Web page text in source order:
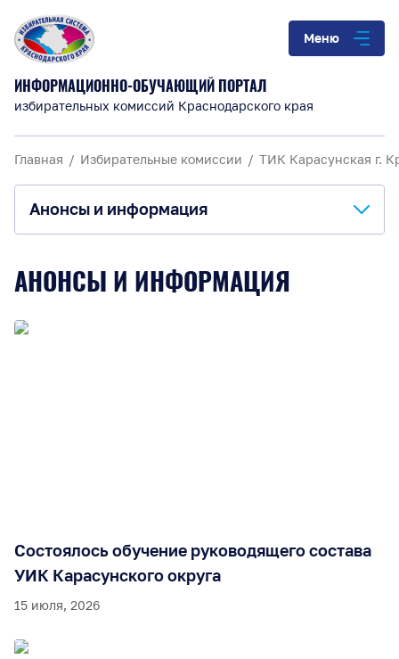
Меню
ИНФОРМАЦИОННО-ОБУЧАЮЩИЙ ПОРТАЛ
избирательных комиссий Краснодарского края
Главная Избирательные комиссии ТИК Карасунская г.
Анонсы и информация
АНОНСЫ И ИНФОРМАЦИЯ
Состоялось обучение руководящего состава
УИК Карасунского округа
15 июля, 2026